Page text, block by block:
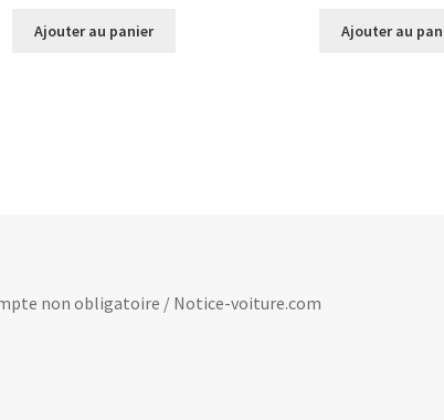
Ajouter au panier Ajouter au
non obligatoire / Notice-voiture.com